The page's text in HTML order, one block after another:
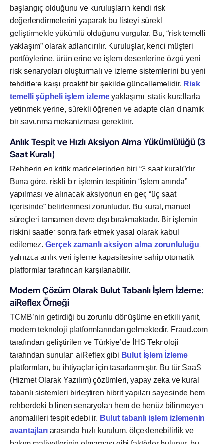
başlangıç olduğunu ve kuruluşların kendi risk
değerlendirmelerini yaparak bu listeyi sürekli
geliştirmekle yükümlü olduğunu vurgular. Bu, “risk temelli
yaklaşım” olarak adlandırılır. Kuruluşlar, kendi müşteri
portföylerine, ürünlerine ve işlem desenlerine özgü yeni
risk senaryoları oluşturmalı ve izleme sistemlerini bu yeni
tehditlere karşı proaktif bir şekilde güncellemelidir. Risk
temelli şüpheli işlem izleme yaklaşımı, statik kurallarla
yetinmek yerine, sürekli öğrenen ve adapte olan dinamik
bir savunma mekanizması gerektirir.
Anlık Tespit ve Hızlı Aksiyon Alma Yükümlülüğü (3
Saat Kuralı)
Rehberin en kritik maddelerinden biri “3 saat kuralı”dır.
Buna göre, riskli bir işlemin tespitinin “işlem anında”
yapılması ve alınacak aksiyonun en geç “üç saat
içerisinde” belirlenmesi zorunludur. Bu kural, manuel
süreçleri tamamen devre dışı bırakmaktadır. Bir işlemin
riskini saatler sonra fark etmek yasal olarak kabul
edilemez. Gerçek zamanlı aksiyon alma zorunluluğu,
yalnızca anlık veri işleme kapasitesine sahip otomatik
platformlar tarafından karşılanabilir.
Modern Çözüm Olarak Bulut Tabanlı İşlem İzleme:
aiReflex Örneği
TCMB’nin getirdiği bu zorunlu dönüşüme en etkili yanıt,
modern teknoloji platformlarından gelmektedir. Fraud.com
tarafından geliştirilen ve Türkiye’de İHS Teknoloji
tarafından sunulan aiReflex gibi Bulut İşlem İzleme
platformları, bu ihtiyaçlar için tasarlanmıştır. Bu tür SaaS
(Hizmet Olarak Yazılım) çözümleri, yapay zeka ve kural
tabanlı sistemleri birleştiren hibrit yapıları sayesinde hem
rehberdeki bilinen senaryoları hem de henüz bilinmeyen
anomalileri tespit edebilir. Bulut tabanlı işlem izlemenin
avantajları arasında hızlı kurulum, ölçeklenebilirlik ve